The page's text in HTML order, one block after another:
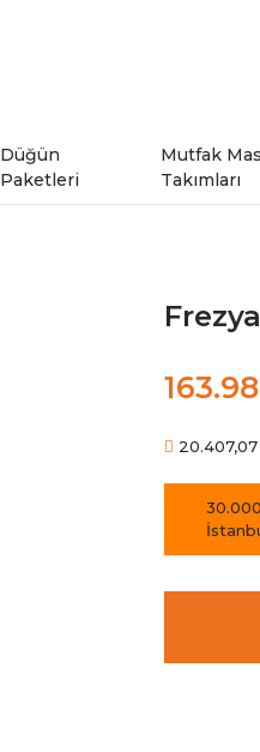
Düğün
Paketleri
Mutfak
Takımları